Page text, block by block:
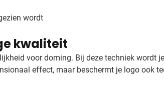
wordt
kwaliteit
voor doming. Bij deze techniek wordt
effect, maar beschermt je logo ook